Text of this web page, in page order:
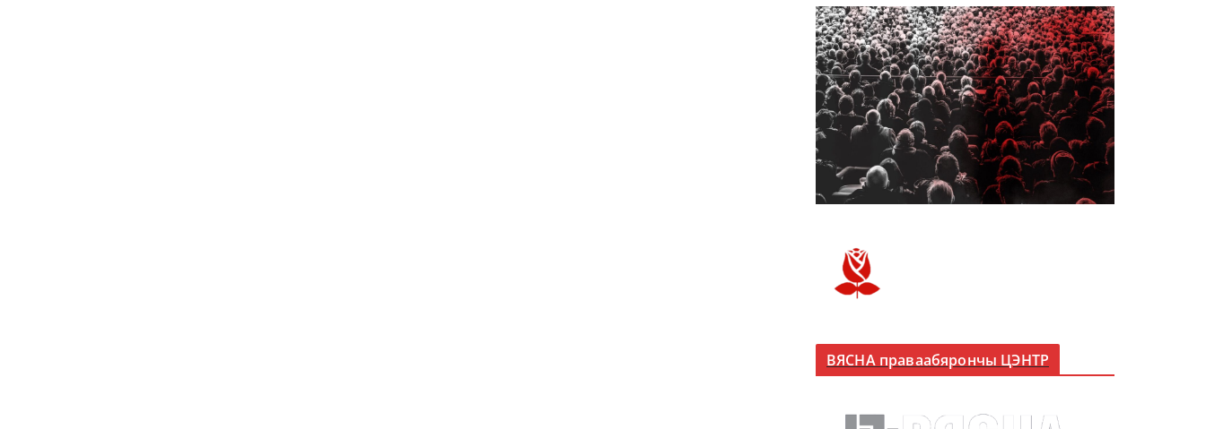
ВЯСНА праваабярончы ЦЭНТР